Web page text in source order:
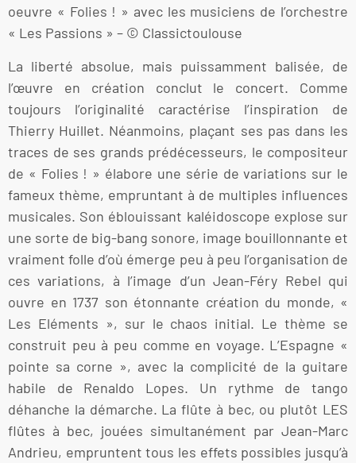
oeuvre « Folies ! » avec les musiciens de l’orchestre
« Les Passions » – © Classictoulouse
La liberté absolue, mais puissamment balisée, de
l’œuvre en création conclut le concert. Comme
toujours l’originalité caractérise l’inspiration de
Thierry Huillet. Néanmoins, plaçant ses pas dans les
traces de ses grands prédécesseurs, le compositeur
de « Folies ! » élabore une série de variations sur le
fameux thème, empruntant à de multiples influences
musicales. Son éblouissant kaléidoscope explose sur
une sorte de big-bang sonore, image bouillonnante et
vraiment folle d’où émerge peu à peu l’organisation de
ces variations, à l’image d’un Jean-Féry Rebel qui
ouvre en 1737 son étonnante création du monde, «
Les Eléments », sur le chaos initial. Le thème se
construit peu à peu comme en voyage. L’Espagne «
pointe sa corne », avec la complicité de la guitare
habile de Renaldo Lopes. Un rythme de tango
déhanche la démarche. La flûte à bec, ou plutôt LES
flûtes à bec, jouées simultanément par Jean-Marc
Andrieu, empruntent tous les effets possibles jusqu’à